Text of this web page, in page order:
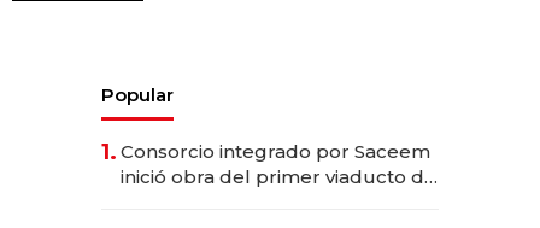
Popular
1. Consorcio integrado por Saceem
inició obra del primer viaducto de